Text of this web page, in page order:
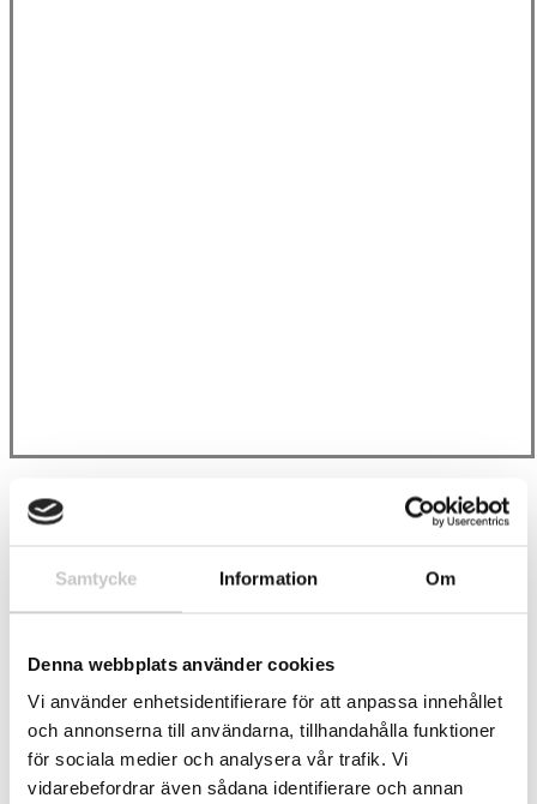
Samtycke Information Om
Denna webbplats använder cookies
Vi använder enhetsidentifierare för att anpassa innehållet
och annonserna till användarna, tillhandahålla funktioner
för sociala medier och analysera vår trafik. Vi
vidarebefordrar även sådana identifierare och annan
Hitta rätt solskydd för dina fönster
Här är några av de vanligaste lösningarna – anpassade
för olika behov: